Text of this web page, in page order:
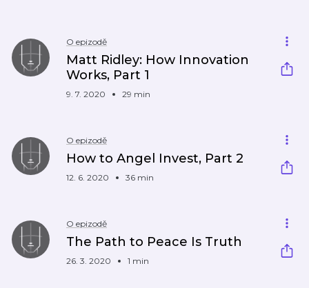
O epizodě
Matt Ridley: How Innovation
Works, Part 1
9. 7. 2020 29 min
O epizodě
How to Angel Invest, Part 2
12. 6. 2020 36 min
O epizodě
The Path to Peace Is Truth
26. 3. 2020 1 min